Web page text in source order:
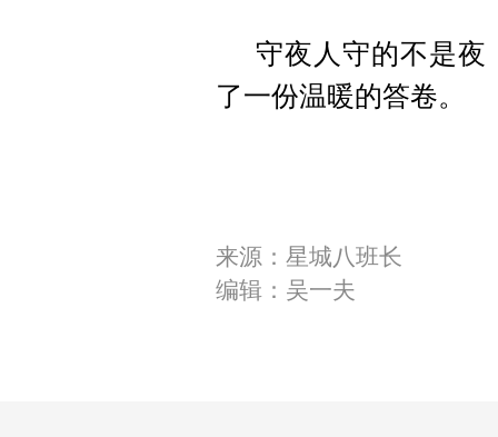
守夜人守的不是
了一份温暖的答卷。
来源：星城八班长
编辑：吴一夫